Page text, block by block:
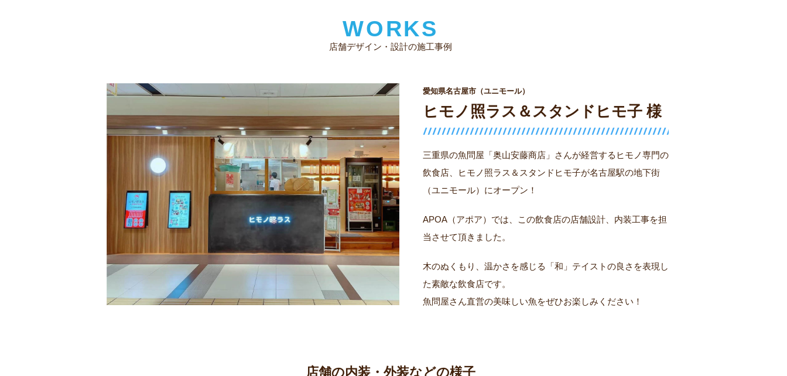
WORKS
店舗デザイン・設計の施工事例
愛知県名古屋市（ユニモール）
ヒモノ照ラス＆スタンドヒモ子 様
三重県の魚問屋「奥山安藤商店」さんが経営するヒモノ専門の
飲食店、ヒモノ照ラス＆スタンドヒモ子が名古屋駅の地下街
（ユニモール）にオープン！
APOA（アポア）では、この飲食店の店舗設計、内装工事を担
当させて頂きました。
木のぬくもり、温かさを感じる「和」テイストの良さを表現し
た素敵な飲食店です。
魚問屋さん直営の美味しい魚をぜひお楽しみください！
店舗の内装・外装などの様子